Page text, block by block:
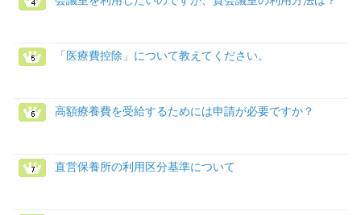
「医療費控除」について教えてください。
高額療養費を受給するためには申請が必要ですか？
直営保養所の利用区分基準について